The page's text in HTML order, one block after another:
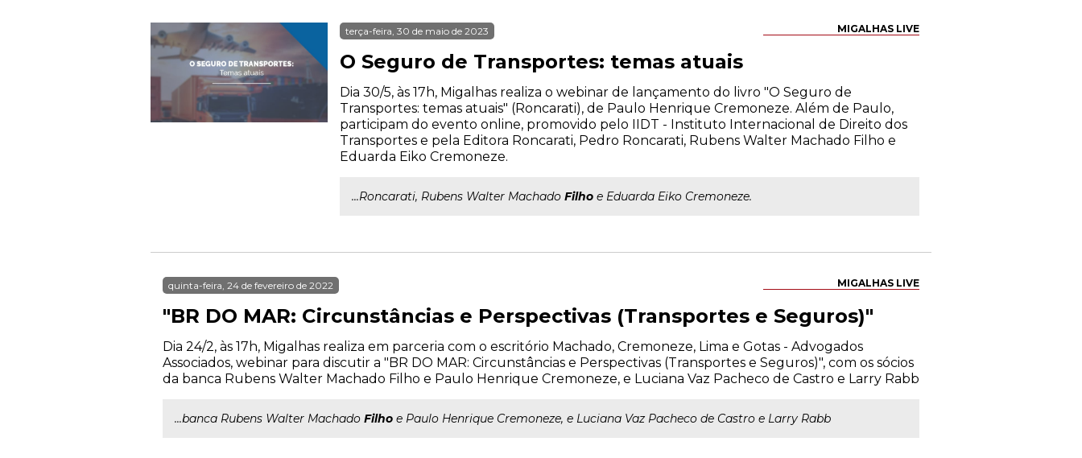
MIGALHAS LIVE
terça-feira, 30 de maio de 2023
O Seguro de Transportes: temas atuais
Dia 30/5, às 17h, Migalhas realiza o webinar de lançamento do livro "O Seguro de
Transportes: temas atuais" (Roncarati), de Paulo Henrique Cremoneze. Além de Paulo,
participam do evento online, promovido pelo IIDT - Instituto Internacional de Direito dos
Transportes e pela Editora Roncarati, Pedro Roncarati, Rubens Walter Machado Filho e
Eduarda Eiko Cremoneze.
...Roncarati, Rubens Walter Machado Filho e Eduarda Eiko Cremoneze.
MIGALHAS LIVE
quinta-feira, 24 de fevereiro de 2022
"BR DO MAR: Circunstâncias e Perspectivas (Transportes e Seguros)"
Dia 24/2, às 17h, Migalhas realiza em parceria com o escritório Machado, Cremoneze, Lima e Gotas - Advogados
Associados, webinar para discutir a "BR DO MAR: Circunstâncias e Perspectivas (Transportes e Seguros)", com os sócios
da banca Rubens Walter Machado Filho e Paulo Henrique Cremoneze, e Luciana Vaz Pacheco de Castro e Larry Rabb
...banca Rubens Walter Machado Filho e Paulo Henrique Cremoneze, e Luciana Vaz Pacheco de Castro e Larry Rabb